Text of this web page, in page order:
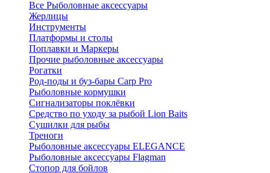
Все Рыболовные аксессуары
Жерлицы
Инструменты
Платформы и столы
Поплавки и Маркеры
Прочие рыболовные аксессуары
Рогатки
Род-поды и буз-бары Carp Pro
Рыболовные кормушки
Сигнализаторы поклёвки
Средство по уходу за рыбой Lion Baits
Сушилки для рыбы
Треноги
Рыболовные аксессуары ELEGANCE
Рыболовные аксессуары Flagman
Стопор для бойлов